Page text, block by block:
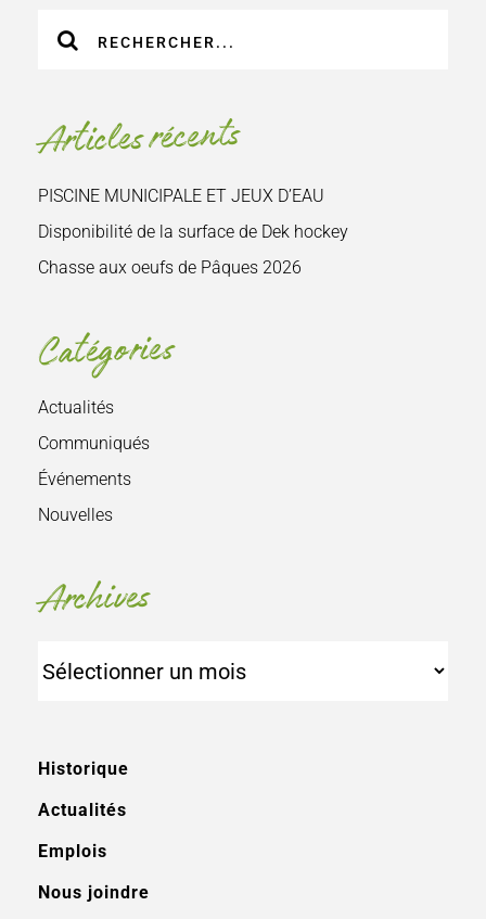
sur
Articles récents
PISCINE MUNICIPALE ET JEUX D’EAU
Disponibilité de la surface de Dek hockey
Chasse aux oeufs de Pâques 2026
Catégories
Actualités
Communiqués
Événements
Nouvelles
Archives
Historique
Actualités
Emplois
Nous joindre